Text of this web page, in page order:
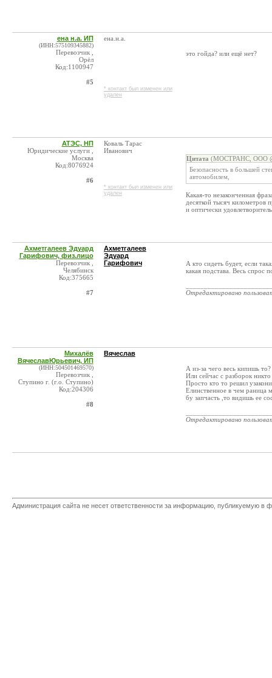
ена н.а. ИП
(ИНН:575109345882)
Перевозчик ,
Орёл
Код:1100947
#5
ена.н.а.
* контакт был изменен или
удален
это гойда? или ещё нет?
АТЭС, НП
Юридические услуги ,
Москва
Код:8076924
#6
Коваль Тарас
Иванович
* контакт был изменен или
удален
Цитата (МОСТРАНС, ООО
Безопасность в большей
автомобилем,
Какая-то незаконченная
десяткой тысяч километров
и оптически
Ахметгалеев Эдуард
Гарифович, физ.лицо
Перевозчик ,
Челябинск
Код:375665
#7
Ахметгалеев
Эдуард
Гарифович
А кто сидеть будет, если
какая подстава. Весь спрос
Отредактировано
Михалёв
ВячеславЮрьевич, ИП
(ИНН:504501469570)
Перевозчик ,
Ступино г. (г.о. Ступино)
Код:204306
#8
Вячеслав
А из-за чего весь кипишь то?
Или сейчас с разборок
Просто кто то решил
Елинственное в чем раница
бу запчасть ,то видишь ее
Отредактировано
Администрация сайта не несет ответственности за информацию, публикуемую